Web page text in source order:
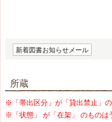
新着図書お知らせメール
所蔵
※「帯出区分」が「貸出禁止」
※「状態」 が「在架」 のものは